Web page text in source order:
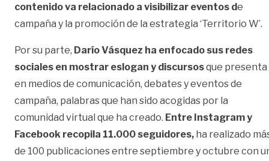
contenido va relacionado a visibilizar eventos de
campaña y la promoción de la estrategia ‘Territorio W’.
Por su parte, Darío Vásquez ha enfocado sus redes
sociales en mostrar eslogan y discursosque presenta
en medios de comunicación, debates y eventos de
campaña, palabras que han sido acogidas por la
comunidad virtual que ha creado. Entre Instagram y
Facebook recopila 11.000 seguidores, ha realizado
de 100 publicaciones entre septiembre y octubre con